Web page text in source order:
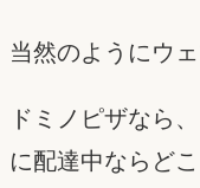
当然のようにウ
ドミノピザなら
に配達中ならど